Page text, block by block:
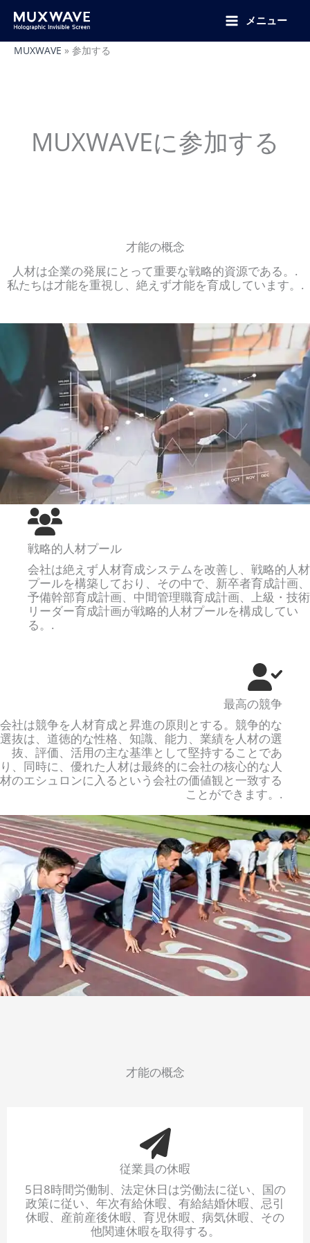
メニュー
MUXWAVE » 参加する
MUXWAVEに参加する
才能の概念
人材は企業の発展にとって重要な戦略的資源である。.
私たちは才能を重視し、絶えず才能を育成しています。.
戦略的人材プール
会社は絶えず人材育成システムを改善し、戦略的人材
プールを構築しており、その中で、新卒者育成計画、
予備幹部育成計画、中間管理職育成計画、上級・技術
リーダー育成計画が戦略的人材プールを構成してい
る。.
最高の競争
会社は競争を人材育成と昇進の原則とする。競争的な
選抜は、道徳的な性格、知識、能力、業績を人材の選
抜、評価、活用の主な基準として堅持することであ
り、同時に、優れた人材は最終的に会社の核心的な人
材のエシュロンに入るという会社の価値観と一致する
ことができます。.
才能の概念
従業員の休暇
5日8時間労働制、法定休日は労働法に従い、国の
政策に従い、年次有給休暇、有給結婚休暇、忌引
休暇、産前産後休暇、育児休暇、病気休暇、その
他関連休暇を取得する。